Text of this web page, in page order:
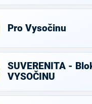
Pro Vysočinu
SUVERENITA -
VYSOČINU